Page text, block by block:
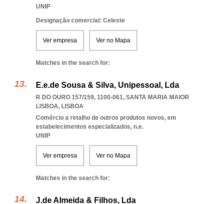
UNIP
Designação comercial: Celeste
Ver empresa Ver no Mapa
Matches in the search for:
E.e.de Sousa & Silva, Unipessoal, Lda
R DO OURO 157/159, 1100-061, SANTA MARIA MAIOR
LISBOA, LISBOA
Comércio a retalho de outros produtos novos, em
estabelecimentos especializados, n.e.
UNIP
Ver empresa Ver no Mapa
Matches in the search for:
J.de Almeida & Filhos, Lda